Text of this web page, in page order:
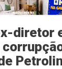
diretor